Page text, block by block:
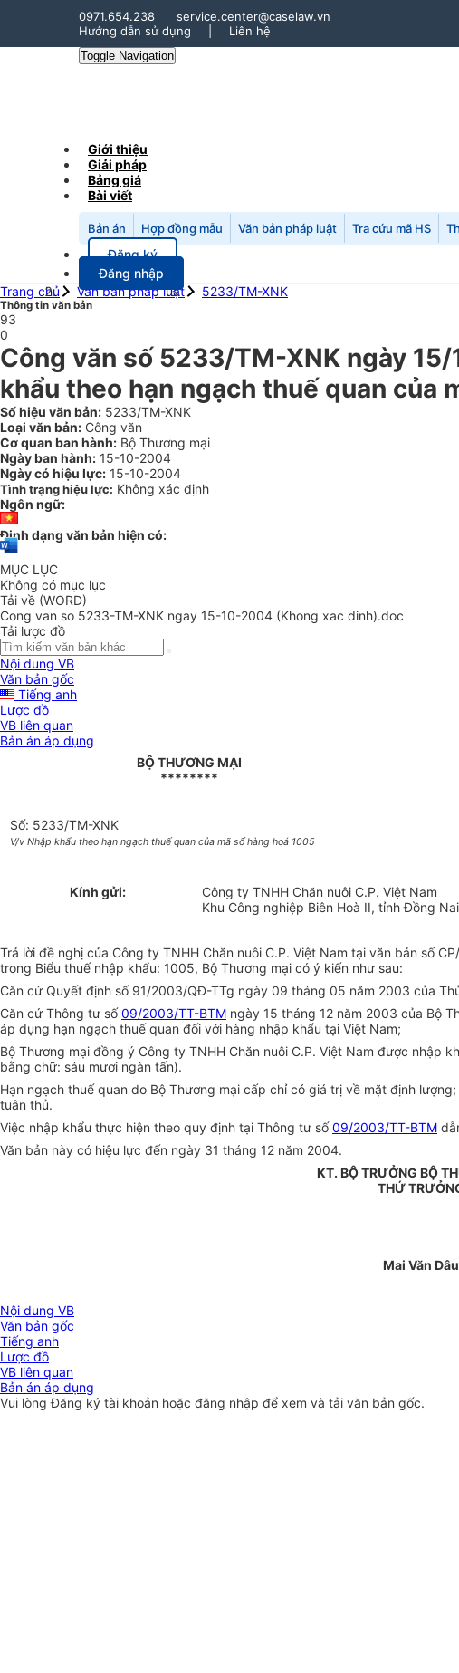
0971.654.238
service.center@caselaw.vn
Hướng dẫn sử dụng
Liên hệ
Toggle Navigation
Giới thiệu
Giải pháp
Bảng giá
Bài viết
Bản án Hợp đồng mẫu Văn bản pháp luật Tra cứu mã HS
Đăng ký
Đăng nhập
Trang chủ
Văn bản pháp luật 5233/TM-XNK
Thông tin văn bản
93
0
Công văn số 5233/TM-XNK ngày
khẩu theo hạn ngạch thuế quan của
Số hiệu văn bản: 5233/TM-XNK
Loại văn bản: Công văn
Cơ quan ban hành: Bộ Thương mại
Ngày ban hành: 15-10-2004
Ngày có hiệu lực: 15-10-2004
Tình trạng hiệu lực: Không xác định
Ngôn ngữ:
Định dạng văn bản hiện có:
MỤC LỤC
Không có mục lục
Tải về (WORD)
Cong van so 5233-TM-XNK ngay 15-10-2004 (Khong xac dinh).doc
Tải lược đồ
Nội dung VB
Văn bản gốc
Tiếng anh
Lược đồ
VB liên quan
Bản án áp dụng
BỘ THƯƠNG MẠI
********
Số: 5233/TM-XNK
V/v Nhập khẩu theo hạn ngạch thuế quan của mã số hàng hoá 1005
Kính gửi:
Công ty TNHH Chăn nuôi C.P. Việt Nam
Khu Công nghiệp Biên Hoà II, tỉnh Đồng Nai
Trả lời đề nghị của Công ty TNHH Chăn nuôi C.P. Việt Nam tại văn bản số
trong Biểu thuế nhập khẩu: 1005, Bộ Thương mại có ý kiến như sau:
Căn cứ Quyết định số 91/2003/QĐ-TTg ngày 09 tháng 05 năm 2003 của
Căn cứ Thông tư số09/2003/TT-BTM ngày 15 tháng 12 năm 2003 của Bộ
áp dụng hạn ngạch thuế quan đối với hàng nhập khẩu tại Việt Nam;
Bộ Thương mại đồng ý Công ty TNHH Chăn nuôi C.P. Việt Nam được
bằng chữ: sáu mươi ngàn tấn).
Hạn ngạch thuế quan do Bộ Thương mại cấp chỉ có giá trị về mặt định
tuân thủ.
Việc nhập khẩu thực hiện theo quy định tại Thông tư số09/2003/TT-BTM
Văn bản này có hiệu lực đến ngày 31 tháng 12 năm 2004.
KT. BỘ TRƯỞNG BỘ
THỨ
Mai Văn Dâu
Nội dung VB
Văn bản gốc
Tiếng anh
Lược đồ
VB liên quan
Bản án áp dụng
Vui lòngĐăng ký tài khoản hoặc đăng nhập để xem và tải văn bản gốc.